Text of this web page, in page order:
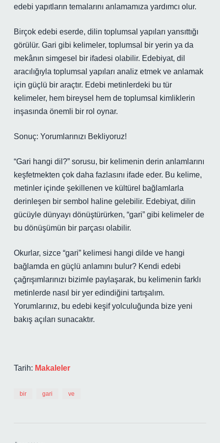
edebi yapıtların temalarını anlamamıza yardımcı olur.
Birçok edebi eserde, dilin toplumsal yapıları yansıttığı
görülür. Gari gibi kelimeler, toplumsal bir yerin ya da
mekânın simgesel bir ifadesi olabilir. Edebiyat, dil
aracılığıyla toplumsal yapıları analiz etmek ve anlamak
için güçlü bir araçtır. Edebi metinlerdeki bu tür
kelimeler, hem bireysel hem de toplumsal kimliklerin
inşasında önemli bir rol oynar.
Sonuç: Yorumlarınızı Bekliyoruz!
“Gari hangi dil?” sorusu, bir kelimenin derin anlamlarını
keşfetmekten çok daha fazlasını ifade eder. Bu kelime,
metinler içinde şekillenen ve kültürel bağlamlarla
derinleşen bir sembol haline gelebilir. Edebiyat, dilin
gücüyle dünyayı dönüştürürken, “gari” gibi kelimeler de
bu dönüşümün bir parçası olabilir.
Okurlar, sizce “gari” kelimesi hangi dilde ve hangi
bağlamda en güçlü anlamını bulur? Kendi edebi
çağrışımlarınızı bizimle paylaşarak, bu kelimenin farklı
metinlerde nasıl bir yer edindiğini tartışalım.
Yorumlarınız, bu edebi keşif yolculuğunda bize yeni
bakış açıları sunacaktır.
Tarih: Makaleler
bir gari ve